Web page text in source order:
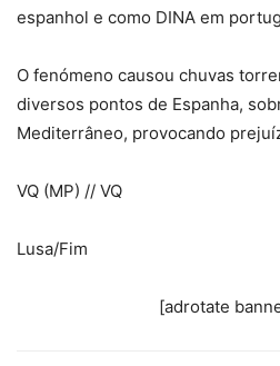
espanhol e como DINA em
O fenómeno causou chuvas
diversos pontos de Espanha,
Mediterrâneo, provocando
VQ (MP) // VQ
Lusa/Fim
[adrotate